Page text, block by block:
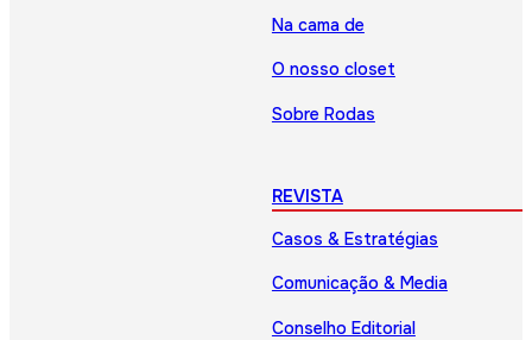
Na cama de
O nosso closet
Sobre Rodas
REVISTA
Casos & Estratégias
Comunicação & Media
Conselho Editorial